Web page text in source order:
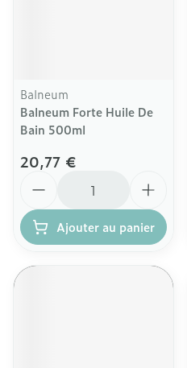
Balneum
Balneum Forte Huile De
Bain 500ml
20,77 €
Ajouter au panier